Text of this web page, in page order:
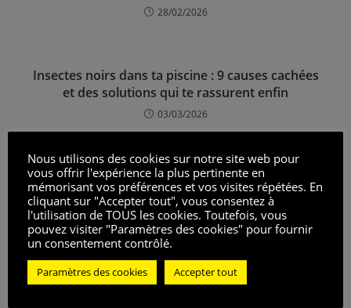
28/02/2026
Insectes noirs dans ta piscine : 9 causes cachées
et des solutions qui te rassurent enfin
03/03/2026
CET ARTICLE A 25 COMMENTAIRES
laurechevalier09/02/2026
Merci pour l’article, j’étais à deux doigts d’en planter un
Nous utilisons des cookies sur notre site web pour
vous offrir l'expérience la plus pertinente en
mémorisant vos préférences et vos visites répétées. En
cliquant sur "Accepter tout", vous consentez à
l'utilisation de TOUS les cookies. Toutefois, vous
pouvez visiter "Paramètres des cookies" pour fournir
un consentement contrôlé.
Paramètres des cookies Accepter tout